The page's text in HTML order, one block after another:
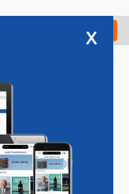
Check in
Vacatures
x